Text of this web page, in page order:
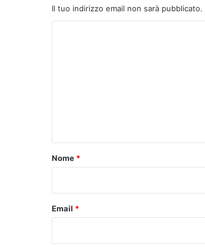
Il tuo indirizzo email non sarà pubblicato.
o
Nome *
Email *